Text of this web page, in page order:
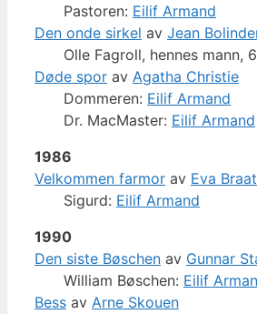
Pastoren: Eilif Armand
Den onde sirkel av Jean
Olle Fagroll, hennes mann,
Døde spor av Agatha Christie
Dommeren: Eilif Armand
Dr. MacMaster: Eilif Armand
1986
Velkommen farmor av Eva
Sigurd: Eilif Armand
1990
Den siste Bøschen av Gunnar
William Bøschen: Eilif
Bess av Arne Skouen